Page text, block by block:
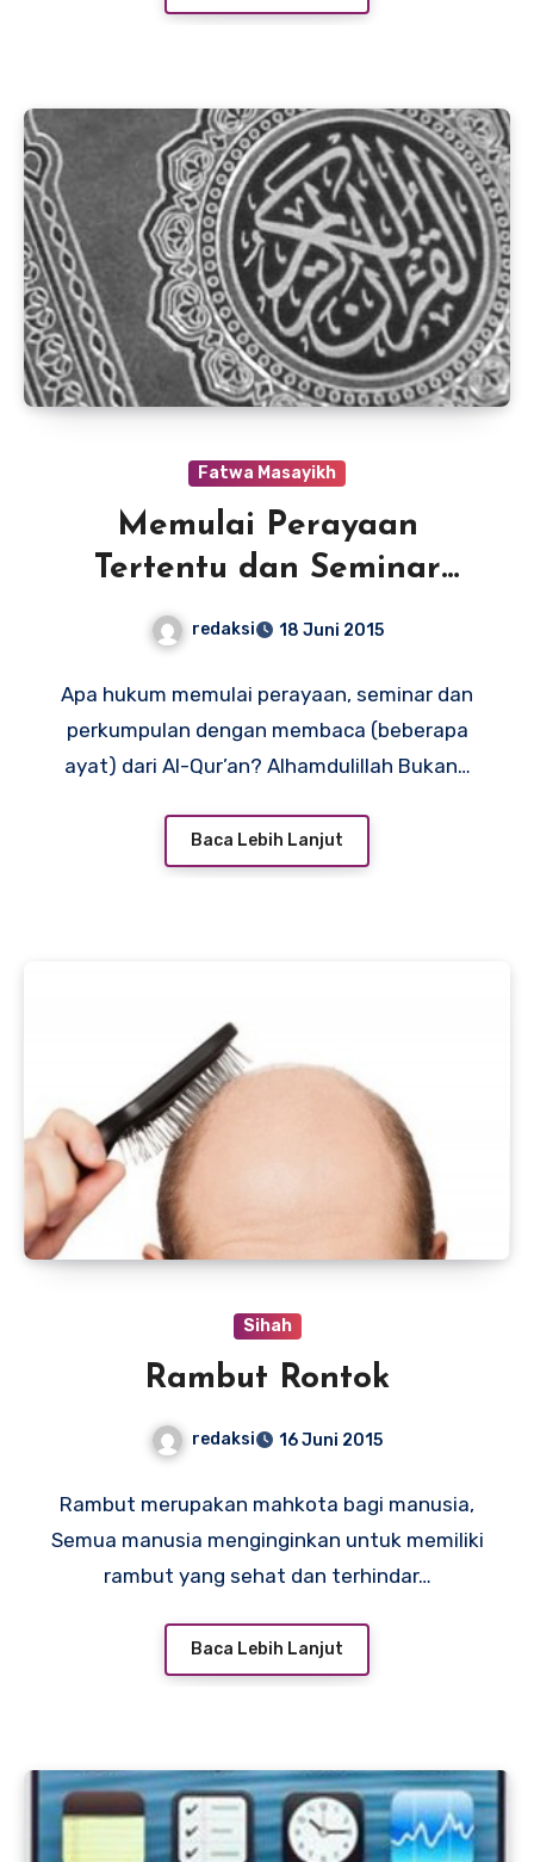
Fatwa Masayikh
Memulai Perayaan
Tertentu dan Seminar
Dengan Pembacaan Ayat
Suci Al Qur’an
redaksi 18 Juni 2015
Apa hukum memulai perayaan, seminar dan
perkumpulan dengan membaca (beberapa
ayat) dari Al-Qur’an? Alhamdulillah Bukan…
Baca Lebih Lanjut
Sihah
Rambut Rontok
redaksi 16 Juni 2015
Rambut merupakan mahkota bagi manusia,
Semua manusia menginginkan untuk memiliki
rambut yang sehat dan terhindar…
Baca Lebih Lanjut